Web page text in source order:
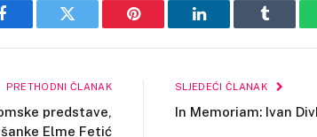
Facebook Twitter Pinterest LinkedIn Tumblr
PRETHODNI ČLANAK
predstave,
Elme Fetić
SLJEDEĆI ČLANAK
In Memoriam: Ivan